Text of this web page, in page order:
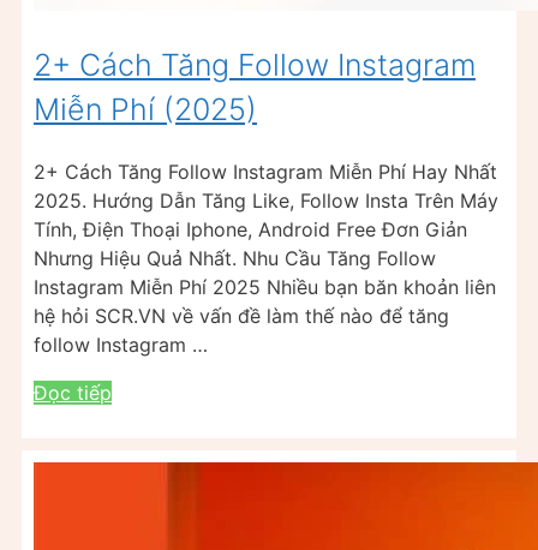
2+ Cách Tăng Follow Instagram
Miễn Phí (2025)
2+ Cách Tăng Follow Instagram Miễn Phí Hay Nhất
2025. Hướng Dẫn Tăng Like, Follow Insta Trên Máy
Tính, Điện Thoại Iphone, Android Free Đơn Giản
Nhưng Hiệu Quả Nhất. Nhu Cầu Tăng Follow
Instagram Miễn Phí 2025 Nhiều bạn băn khoản liên
hệ hỏi SCR.VN về vấn đề làm thế nào để tăng
follow Instagram …
Đọc tiếp